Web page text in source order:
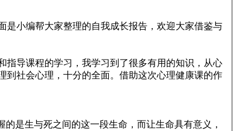
小编帮大家整理的自我成长报告，欢迎大家借鉴与
导课程的学习，我学习到了很多有用的知识，从心
到社会心理，十分的全面。借助这次心理健康课的作
是生与死之间的这一段生命，而让生命具有意义，